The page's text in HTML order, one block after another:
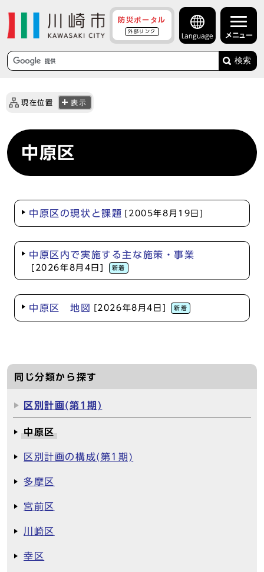
防災ポータル
外部リンク
Language メニュー
検索
現在位置 表示
中原区
中原区の現状と課題 [2005年8月19日]
中原区内で実施する主な施策・事業
[2026年8月4日] 新着
中原区 地図 [2026年8月4日] 新着
同じ分類から探す
区別計画(第1期)
中原区
区別計画の構成(第1期)
多摩区
宮前区
川崎区
幸区